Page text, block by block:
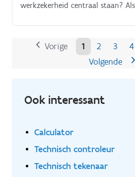
werkzekerheid centraal staan?
vormt tussen de technische
Vorige 1 2 3 4
Volgende
Ook interessant
Calculator
Technisch controleur
Technisch tekenaar